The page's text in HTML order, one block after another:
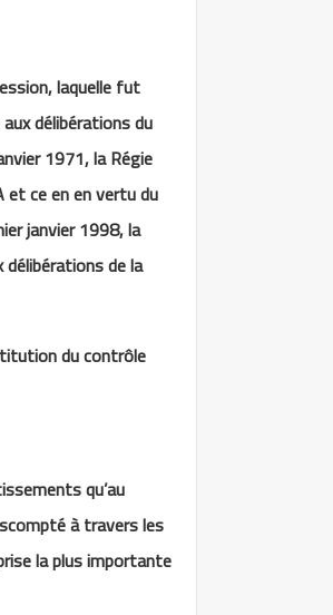
laquelle fut
délibérations du
1971, la Régie
et ce en en vertu du
janvier 1998, la
délibérations de la
du contrôle
qu’au
à travers les
la plus importante